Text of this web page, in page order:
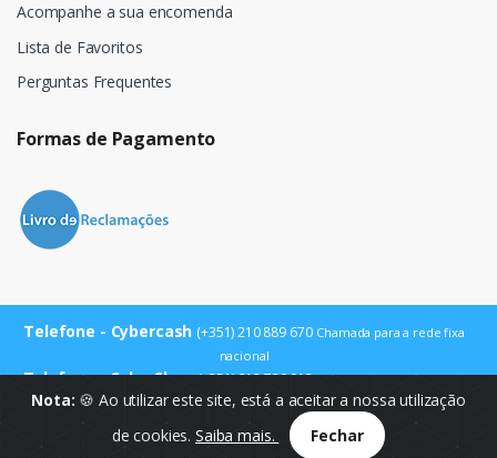
Acompanhe a sua encomenda
Lista de Favoritos
Perguntas Frequentes
Formas de Pagamento
Telefone - Cybercash (+351) 210 889 670 Chamada para a rede fixa
nacional
Telefone - CyberShop (+351) 212 720 013 Chamada para a rede fixa
nacional
E-mail info@cybercash.pt
Nota: 🍪 Ao utilizar este site, está a aceitar a nossa utilização
de cookies. Saiba mais. Fechar